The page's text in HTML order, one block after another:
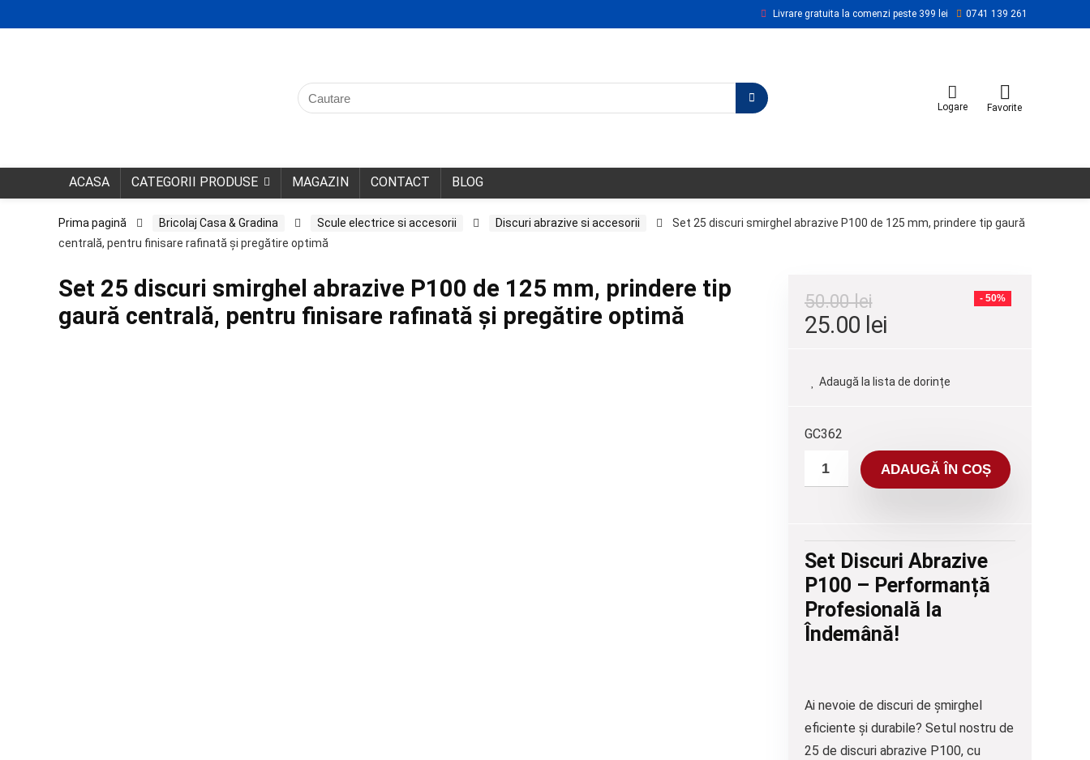
Livrare gratuita la comenzi peste 399 lei 0741 139 261
Logare Favorite
ACASA CATEGORII PRODUSE MAGAZIN CONTACT BLOG
Prima pagină Bricolaj Casa & Gradina Scule electrice si accesorii Discuri abrazive si accesorii
Set 25 discuri smirghel abrazive P100 de 125 mm, prindere tip gaură
centrală, pentru finisare rafinată și pregătire optimă
Set 25 discuri smirghel abrazive P100 de 125 mm, prindere tip
gaură centrală, pentru finisare rafinată și pregătire optimă
- 50%
50.00lei
25.00 lei
Adaugă la lista de dorințe
GC362
ADAUGĂ ÎN COȘ
Set Discuri Abrazive
P100 – Performanță
Profesională la
Îndemână!
Ai nevoie de discuri de șmirghel
eficiente și durabile? Setul nostru de
25 de discuri abrazive P100, cu